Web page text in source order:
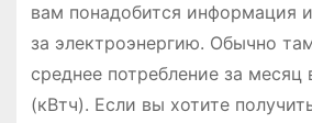
вам понадобится информация
за электроэнергию. Обычно
среднее потребление за месяц
(кВтч). Если вы хотите